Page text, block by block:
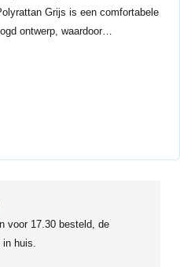
Grijs is een comfortabele
ontwerp, waardoor…
voor 17.30 besteld, de
in huis.